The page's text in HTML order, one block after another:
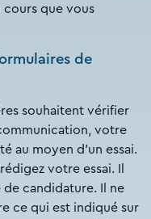
cours que vous
de
souhaitent vérifier
votre
au moyen d'un essai.
votre essai. Il
candidature. Il ne
ce qui est indiqué sur